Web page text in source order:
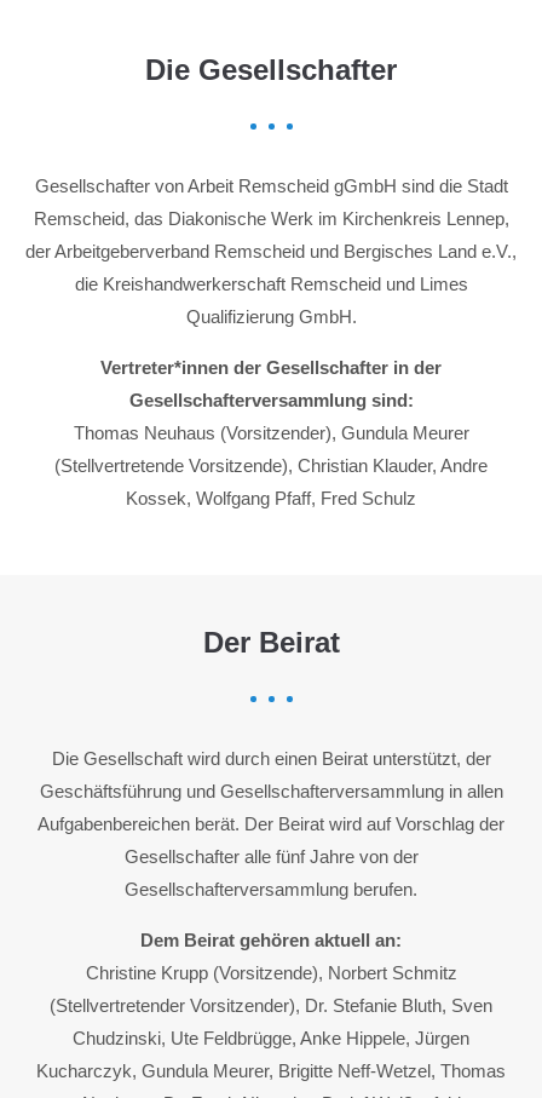
Die Gesellschafter
Gesellschafter von Arbeit Remscheid gGmbH sind die Stadt
Remscheid, das Diakonische Werk im Kirchenkreis Lennep,
der Arbeitgeberverband Remscheid und Bergisches Land e.V.,
die Kreishandwerkerschaft Remscheid und Limes
Qualifizierung GmbH.
Vertreter*innen der Gesellschafter in der
Gesellschafterversammlung sind:
Thomas Neuhaus (Vorsitzender), Gundula Meurer
(Stellvertretende Vorsitzende), Christian Klauder, Andre
Kossek, Wolfgang Pfaff, Fred Schulz
Der Beirat
Die Gesellschaft wird durch einen Beirat unterstützt, der
Geschäftsführung und Gesellschafterversammlung in allen
Aufgabenbereichen berät. Der Beirat wird auf Vorschlag der
Gesellschafter alle fünf Jahre von der
Gesellschafterversammlung berufen.
Dem Beirat gehören aktuell an:
Christine Krupp (Vorsitzende), Norbert Schmitz
(Stellvertretender Vorsitzender), Dr. Stefanie Bluth, Sven
Chudzinski, Ute Feldbrügge, Anke Hippele, Jürgen
Kucharczyk, Gundula Meurer, Brigitte Neff-Wetzel, Thomas